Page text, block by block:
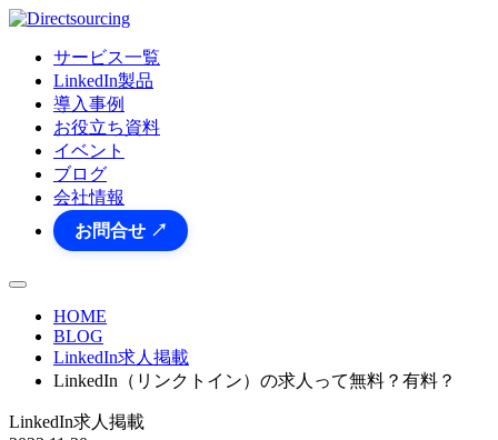
サービス一覧
LinkedIn製品
導入事例
お役立ち資料
イベント
ブログ
会社情報
お問合せ ↗
HOME
BLOG
LinkedIn求人掲載
LinkedIn（リンクトイン）の求人って無料？有料？
LinkedIn求人掲載